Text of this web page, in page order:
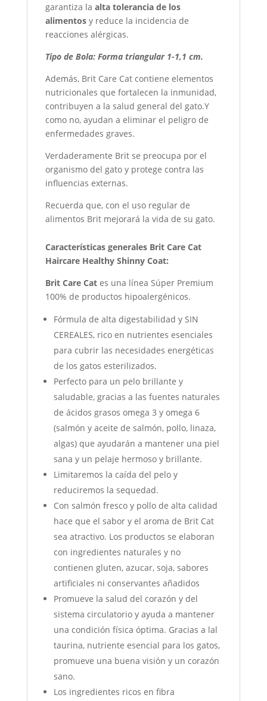
garantiza la alta tolerancia de los
alimentosy reduce la incidencia de
reacciones alérgicas.
Tipo de Bola: Forma triangular 1-1,1 cm.
Además, Brit Care Cat contiene elementos
nutricionales que fortalecen la inmunidad,
contribuyen a la salud general del gato.Y
como no, ayudan a eliminar el peligro de
enfermedades graves.
Verdaderamente Brit se preocupa por el
organismo del gato y protege contra las
influencias externas.
Recuerda que, con el uso regular de
alimentos Brit mejorará la vida de su gato.
Características generales Brit Care Cat
Haircare Healthy Shinny Coat:
Brit Care Cates una línea Súper Premium
100% de productos hipoalergénicos.
Fórmula de alta digestabilidad y SIN
CEREALES, rico en nutrientes esenciales
para cubrir las necesidades energéticas
de los gatos esterilizados.
Perfecto para un pelo brillante y
saludable, gracias a las fuentes naturales
de ácidos grasos omega 3 y omega 6
(salmón y aceite de salmón, pollo, linaza,
algas) que ayudarán a mantener una piel
sana y un pelaje hermoso y brillante.
Limitaremos la caída del pelo y
reduciremos la sequedad.
Con salmón fresco y pollo de alta calidad
hace que el sabor y el aroma de Brit Cat
sea atractivo. Los productos se elaboran
con ingredientes naturales y no
contienen gluten, azucar, soja, sabores
artificiales ni conservantes añadidos
Promueve la salud del corazón y del
sistema circulatorio y ayuda a mantener
una condición física óptima. Gracias a lal
taurina, nutriente esencial para los gatos,
promueve una buena visión y un corazón
sano.
Los ingredientes ricos en fibra